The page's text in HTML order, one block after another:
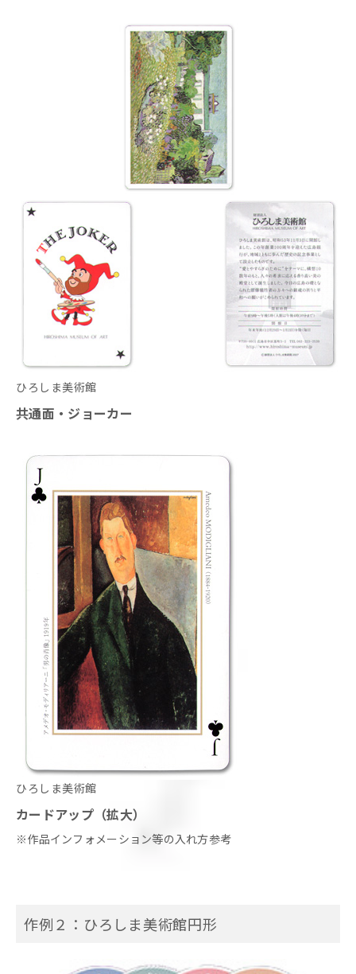
ひろしま美術館
共通面・ジョーカー
ひろしま美術館
カードアップ（拡大）
※作品インフォメーション等の入れ方参考
作例２：ひろしま美術館円形